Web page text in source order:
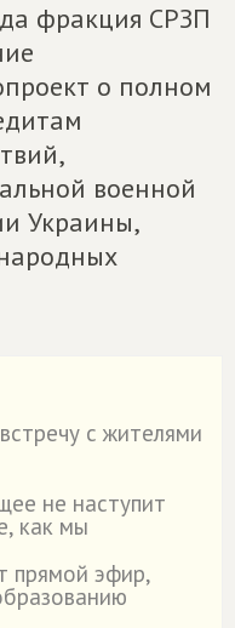
фракция СРЗП
о полном
военной
Украины,
с жителями
не наступит
как мы
прямой эфир,